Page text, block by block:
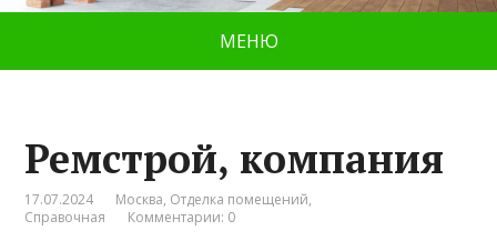
МЕНЮ
Ремстрой, компания
17.07.2024 Москва, Отделка помещений,
Справочная
Комментарии: 0